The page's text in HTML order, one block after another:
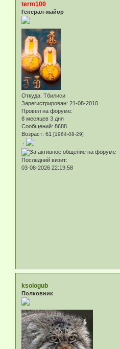
term100
Генерал-майор
Откуда: Тбилиси
Зарегистрирован: 21-08-2010
Провел на форуме:
8 месяцев 3 дня
Сообщений: 8688
Возраст: 61 [1964-08-29]
.:
Последний визит:
03-08-2026 22:19:58
ksologub
Полковник